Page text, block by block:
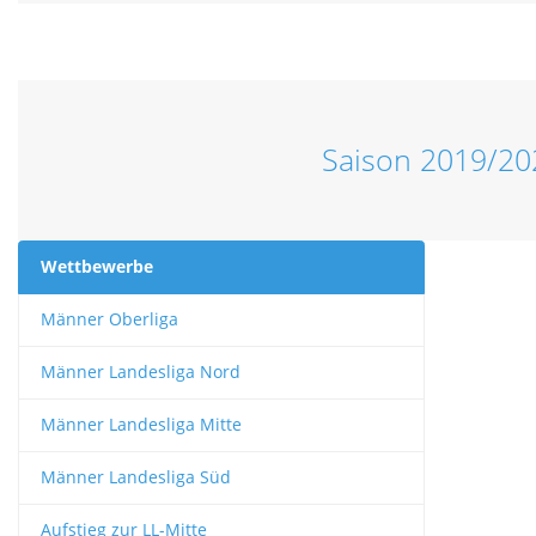
Saison 2019/
Wettbewerbe
Männer Oberliga
Männer Landesliga Nord
Männer Landesliga Mitte
Männer Landesliga Süd
Aufstieg zur LL-Mitte